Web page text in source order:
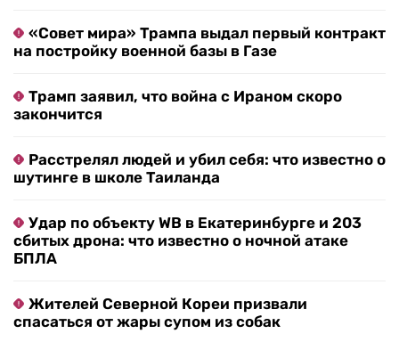
«Совет мира» Трампа выдал первый контракт
на постройку военной базы в Газе
Трамп заявил, что война с Ираном скоро
закончится
Расстрелял людей и убил себя: что известно о
шутинге в школе Таиланда
Удар по объекту WB в Екатеринбурге и 203
сбитых дрона: что известно о ночной атаке
БПЛА
Жителей Северной Кореи призвали
спасаться от жары супом из собак